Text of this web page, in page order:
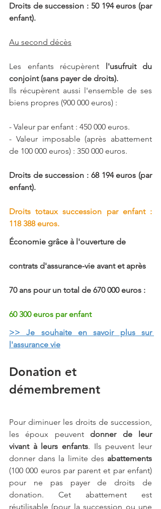
Droits de succession : 50 194 euros (par
enfant).
Au second décès
Les enfants récupèrent l'usufruit du
conjoint (sans payer de droits).
Ils récupèrent aussi l'ensemble de ses
biens propres (900 000 euros) :
- Valeur par enfant : 450 000 euros.
- Valeur imposable (après abattement
de 100 000 euros) : 350 000 euros.
Droits de succession : 68 194 euros (par
enfant).
Droits totaux succession par enfant :
118 388 euros.
Économie grâce à l'ouverture de
contrats d'assurance-vie avant et après
70 ans pour un total de 670 000 euros :
60 300 euros par enfant
>> Je souhaite en savoir plus sur
l'assurance vie
Donation et
démembrement
Pour diminuer les droits de succession,
les époux peuvent donner de leur
vivant à leurs enfants. Ils peuvent leur
donner dans la limite des abattements
(100 000 euros par parent et par enfant)
pour ne pas payer de droits de
donation. Cet abattement est
réutilisable (pour la succession ou une